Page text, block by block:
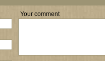
Your comment